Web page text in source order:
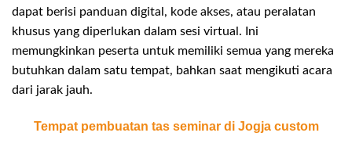
dapat berisi panduan digital, kode akses, atau peralatan
khusus yang diperlukan dalam sesi virtual. Ini
memungkinkan peserta untuk memiliki semua yang mereka
butuhkan dalam satu tempat, bahkan saat mengikuti acara
dari jarak jauh.
Tempat pembuatan tas seminar di Jogja custom